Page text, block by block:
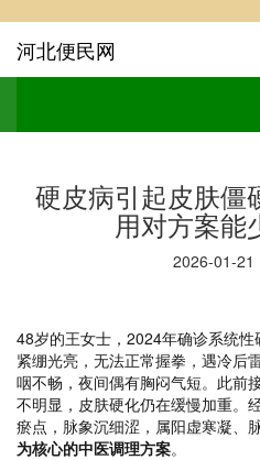
河北便民网
硬皮病引起皮肤僵
用对方案能
2026-01-21
48岁的王女士，2024年确诊系统
紧绷光亮，无法正常握拳，遇冷后
咽不畅，夜间偶有胸闷气短。此前
不明显，皮肤硬化仍在缓慢加重。
瘀点，脉象沉细涩，属阳虚寒凝、
为核心的中医调理方案。